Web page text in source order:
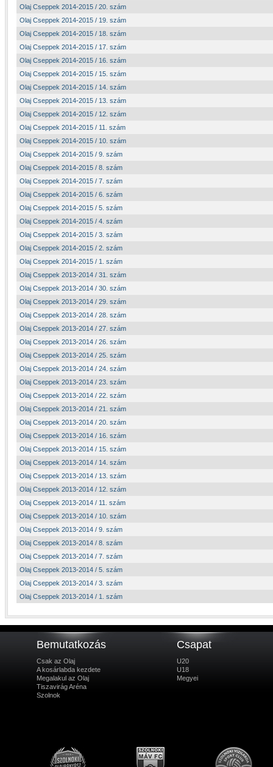
Olaj Cseppek 2014-2015 / 20. szám
Olaj Cseppek 2014-2015 / 19. szám
Olaj Cseppek 2014-2015 / 18. szám
Olaj Cseppek 2014-2015 / 17. szám
Olaj Cseppek 2014-2015 / 16. szám
Olaj Cseppek 2014-2015 / 15. szám
Olaj Cseppek 2014-2015 / 14. szám
Olaj Cseppek 2014-2015 / 13. szám
Olaj Cseppek 2014-2015 / 12. szám
Olaj Cseppek 2014-2015 / 11. szám
Olaj Cseppek 2014-2015 / 10. szám
Olaj Cseppek 2014-2015 / 9. szám
Olaj Cseppek 2014-2015 / 8. szám
Olaj Cseppek 2014-2015 / 7. szám
Olaj Cseppek 2014-2015 / 6. szám
Olaj Cseppek 2014-2015 / 5. szám
Olaj Cseppek 2014-2015 / 4. szám
Olaj Cseppek 2014-2015 / 3. szám
Olaj Cseppek 2014-2015 / 2. szám
Olaj Cseppek 2014-2015 / 1. szám
Olaj Cseppek 2013-2014 / 31. szám
Olaj Cseppek 2013-2014 / 30. szám
Olaj Cseppek 2013-2014 / 29. szám
Olaj Cseppek 2013-2014 / 28. szám
Olaj Cseppek 2013-2014 / 27. szám
Olaj Cseppek 2013-2014 / 26. szám
Olaj Cseppek 2013-2014 / 25. szám
Olaj Cseppek 2013-2014 / 24. szám
Olaj Cseppek 2013-2014 / 23. szám
Olaj Cseppek 2013-2014 / 22. szám
Olaj Cseppek 2013-2014 / 21. szám
Olaj Cseppek 2013-2014 / 20. szám
Olaj Cseppek 2013-2014 / 16. szám
Olaj Cseppek 2013-2014 / 15. szám
Olaj Cseppek 2013-2014 / 14. szám
Olaj Cseppek 2013-2014 / 13. szám
Olaj Cseppek 2013-2014 / 12. szám
Olaj Cseppek 2013-2014 / 11. szám
Olaj Cseppek 2013-2014 / 10. szám
Olaj Cseppek 2013-2014 / 9. szám
Olaj Cseppek 2013-2014 / 8. szám
Olaj Cseppek 2013-2014 / 7. szám
Olaj Cseppek 2013-2014 / 5. szám
Olaj Cseppek 2013-2014 / 3. szám
Olaj Cseppek 2013-2014 / 1. szám
Bemutatkozás
Csak az Olaj
A kosárlabda kezdete
Megalakul az Olaj
Tiszavirág Aréna
Szolnok
Csapat
U20
U18
Megyei